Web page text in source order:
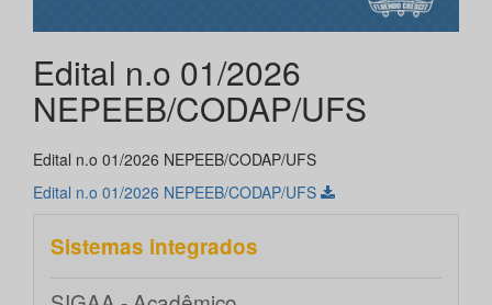
Edital n.o 01/2026
NEPEEB/CODAP/UFS
Edital n.o 01/2026 NEPEEB/CODAP/UFS
Edital n.o 01/2026 NEPEEB/CODAP/UFS
Sistemas integrados